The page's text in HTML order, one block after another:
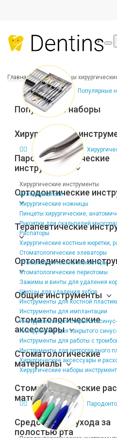
Популярные
Хирургические инструменты
Иглодержатели
Хирургические ножницы
Пинцеты хирургические,
Рукоятки для скальпелей
Распаторы
Хирургические костные кюретки,
Стоматологические элеваторы
Стоматологические люксаторы
Стоматологические периотомы
Зажимы и винты для удаления
Щипцы для удаления зубов
Инструменты для костной
Инструменты для имплантации
Инструменты для открытого
Инструменты для закрытого
Инструменты для работы с
Инструменты для ретроградного
Хирургические аксессуары и
Хирургические наборы
Главная Ножницы
Популярные наборы
Хирургические
Пародонтологические
инструменты
Ортодонтические
Терапевтические
Ортопедические
Общие инструменты
Стоматологические
аксессуары
Стоматологические
материалы
Стоматологические
материалы
Средства для ухода за
полостью рта